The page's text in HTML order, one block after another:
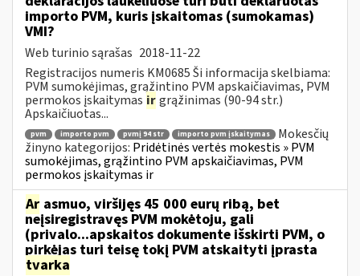
importo PVM, kuris įskaitomas (sumokamas)
VMI?
Web turinio sąrašas 2018-11-22
Registracijos numeris KM0685 Ši informacija skelbiama:
PVM sumokėjimas, grąžintino PVM apskaičiavimas, PVM
permokos įskaitymas irgrąžinimas (90-94 str.)
Apskaičiuotas...
pvm importo pvm pvmį 94 str importo pvm įskaitymas
Mokesčių
žinyno kategorijos: Pridėtinės vertės mokestis » PVM
sumokėjimas, grąžintino PVM apskaičiavimas, PVM
permokos įskaitymas ir
Ar asmuo, viršijęs 45 000 eurų ribą, bet
neįsiregistravęs PVM mokėtoju, gali
(privalo...apskaitos dokumente išskirti PVM, o
pirkėjas turi teisę tokį PVM atskaityti įprasta
tvarka